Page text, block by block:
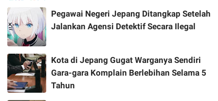
Pegawai Negeri Jepang Ditangkap Setelah
Jalankan Agensi Detektif Secara Ilegal
Kota di Jepang Gugat Warganya Sendiri
Gara-gara Komplain Berlebihan Selama 5
Tahun